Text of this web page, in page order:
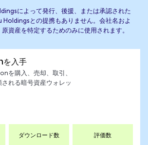
によって発行、後援、または承認された
Holdingsとの提携もありません。会社名およ
資産を特定するためのみに使用されます。
入手
を購入、売却、取引、
れる暗号資産ウォレッ
ダウンロード数 評価数